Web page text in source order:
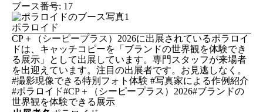
ブース番号: 17
ポラロイド
CP＋（シーピープラス）2026に出展されているポラロイ
ドは、キャッチコピーを「ブランドの世界観を体験でき
る展示」として出展しています。専門スタッフが来場者
を出迎えています。注目の出展者です。お見逃しなく。
#撮影現像できる特別フォト体験 #写真家による作例紹介
#ポラロイド#CP＋（シーピープラス）2026#ブランドの
世界観を体験できる展示